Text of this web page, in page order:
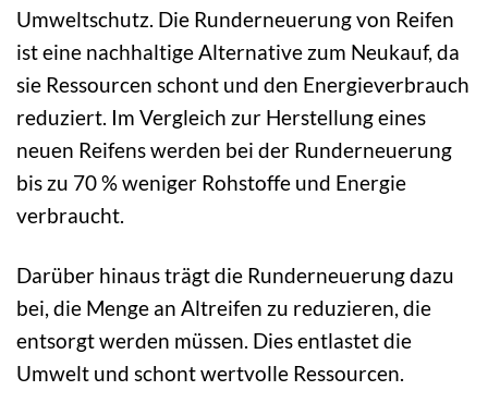
Umweltschutz. Die Runderneuerung von Reifen
ist eine nachhaltige Alternative zum Neukauf, da
sie Ressourcen schont und den Energieverbrauch
reduziert. Im Vergleich zur Herstellung eines
neuen Reifens werden bei der Runderneuerung
bis zu 70 % weniger Rohstoffe und Energie
verbraucht.
Darüber hinaus trägt die Runderneuerung dazu
bei, die Menge an Altreifen zu reduzieren, die
entsorgt werden müssen. Dies entlastet die
Umwelt und schont wertvolle Ressourcen.